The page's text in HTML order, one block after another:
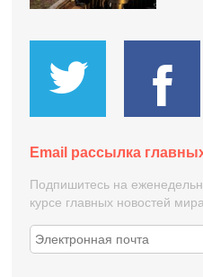
Email рассылка
Подпишитесь на
курсе главных новостей